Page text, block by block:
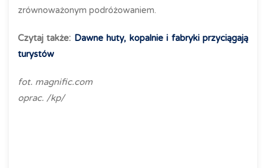
zrównoważonym podróżowaniem.
Czytaj także: Dawne huty, kopalnie i fabryki przyciągają
turystów
fot. magnific.com
oprac. /kp/